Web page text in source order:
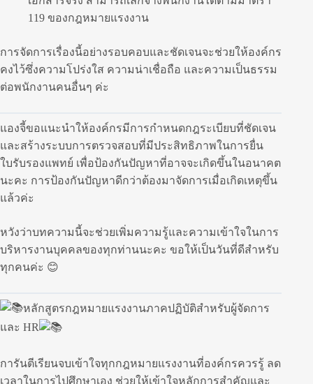
119 ของกฎหมายแรงงาน
การจัดการเรื่องนี้อย่างรอบคอบและชัดเจนจะช่วยให้องค์กร
คงไว้ซึ่งความโปร่งใส ความน่าเชื่อถือ และความเป็นธรรม
ต่อพนักงานคนอื่นๆ ค่ะ
แองจี้ขอแนะนำให้องค์กรมีการกำหนดกฎระเบียบที่ชัดเจน
และสร้างระบบการตรวจสอบที่มีประสิทธิภาพในการยื่น
ใบรับรองแพทย์ เพื่อป้องกันปัญหาที่อาจจะเกิดขึ้นในอนาคต
นะคะ การป้องกันปัญหาดีกว่าต้องมาจัดการเมื่อเกิดเหตุขึ้น
แล้วค่ะ
หวังว่าบทความนี้จะช่วยเพิ่มความรู้และความเข้าใจในการ
บริหารงานบุคคลของทุกท่านนะคะ ขอให้เป็นวันที่ดีสำหรับ
ทุกคนค่ะ 😊
หลักสูตรกฎหมายแรงงานภาคปฏิบัติสำหรับผู้จัดการ
และ HR
การันตีเรียนจบเข้าใจทุกกฎหมายแรงงานที่องค์กรควรรู้ ลด
เวลาในการไปศึกษาเอง ช่วยให้เข้าใจหลักการสำคัญและ